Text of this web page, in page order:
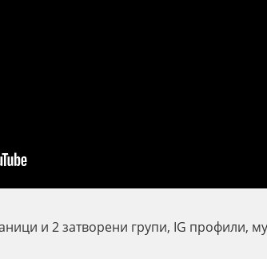
и 2 затворени групи, IG профили,